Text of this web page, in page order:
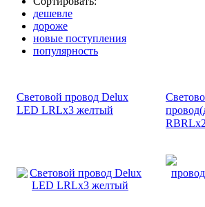
дешевле
дороже
новые поступления
популярность
Световой провод Delux
LED LRLx3 желтый
RBRLx2